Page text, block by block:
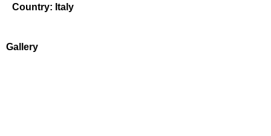
Country: Italy
Gallery